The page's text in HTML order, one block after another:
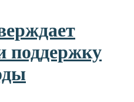
поддержку